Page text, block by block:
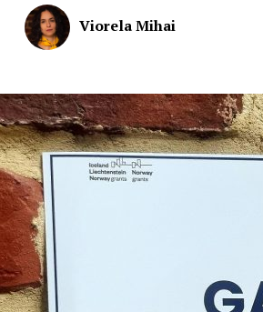
Viorela Mihai